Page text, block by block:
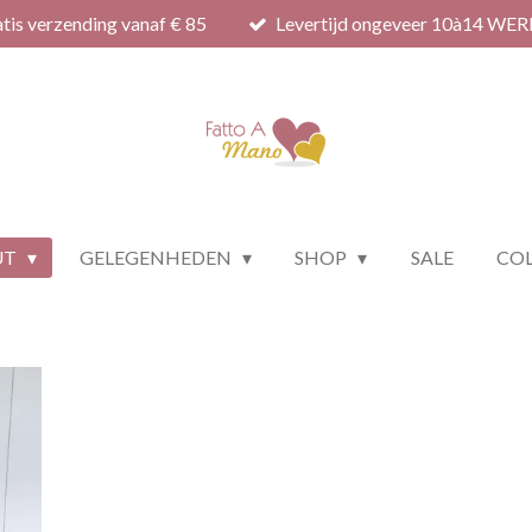
verzending vanaf € 85 Levertijd ongeveer 10à14
GELEGENHEDEN SHOP SALE